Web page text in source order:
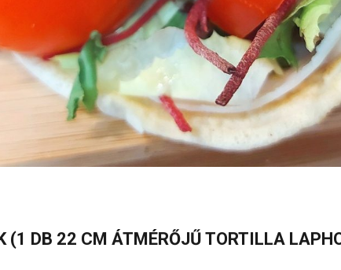
(1 DB 22 CM ÁTMÉRŐJŰ TORTILLA